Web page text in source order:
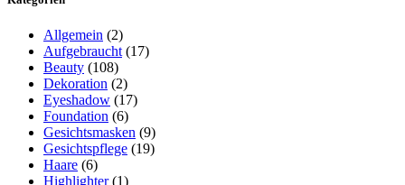
Allgemein (2)
Aufgebraucht (17)
Beauty (108)
Dekoration (2)
Eyeshadow (17)
Foundation (6)
Gesichtsmasken (9)
Gesichtspflege (19)
Haare (6)
Highlighter(1)